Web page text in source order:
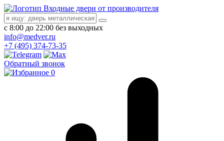
Входные двери от производителя
с 8:00 до 22:00 без выходных
info@medver.ru
+7 (495) 374-73-35
Обратный звонок
0